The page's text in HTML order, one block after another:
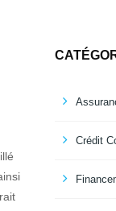
Crédit